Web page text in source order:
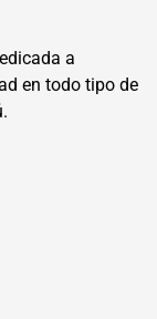
a
en todo tipo de